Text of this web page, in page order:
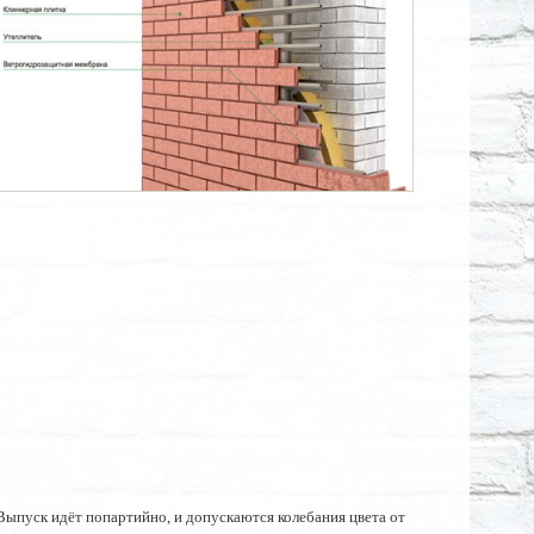
идёт попартийно, и допускаются колебания цвета от